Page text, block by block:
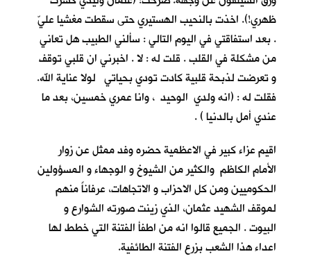
ظهري!). اخذت بالنحيب الهستيري حتى سقطت مغشيا عليّ
. بعد استفاقتي في اليوم التالي : سألني الطبيب هل تعاني
من مشكلة في القلب . قلت له : لا . اخبرني ان قلبي توقف
و تعرضت لذبحة قلبية كادت تودي بحياتي لولا عناية الله.
فقلت له : (انه ولدي الوحيد ، وانا عمري خمسين، بعد ما
عندي أمل بالدنيا ) .
اقيم عزاء كبير في الاعظمية حضره وفد ممثل عن زوار
الأمام الكاظم والكثير من الشيوخ و الوجهاء و المسؤولين
الحكوميين ومن كل الاحزاب و الاتجاهات، عرفاناً منهم
لموقف الشهيد عثمان، الذي زينت صورته الشوارع و
البيوت . الجميع قالوا انه من اطفأ الفتنة التي خطط لها
اعداء هذا الشعب بزرع الفتنة الطائفية.